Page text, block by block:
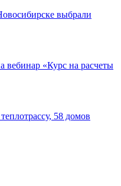
выбрали
вебинар «Курс на расчеты
58 домов